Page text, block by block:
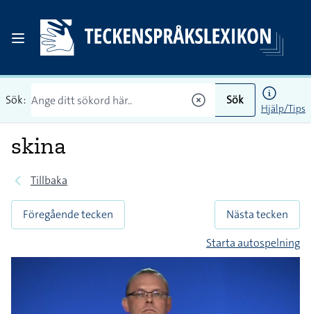
Sök: Sök
Hjälp/Tips
skina
Tillbaka
Föregående tecken
Nästa tecken
Starta autospelning